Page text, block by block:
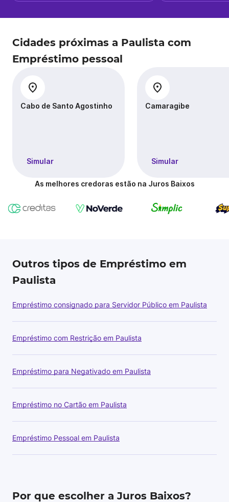
Cidades próximas a Paulista com
Empréstimo pessoal
Cabo de Santo Agostinho
Simular
Camaragibe
Simular
As melhores credoras estão na Juros Baixos
Outros tipos de Empréstimo em
Paulista
Empréstimo consignado para Servidor Público em Paulista
Empréstimo com Restrição em Paulista
Empréstimo para Negativado em Paulista
Empréstimo no Cartão em Paulista
Empréstimo Pessoal em Paulista
Por que escolher a Juros Baixos?